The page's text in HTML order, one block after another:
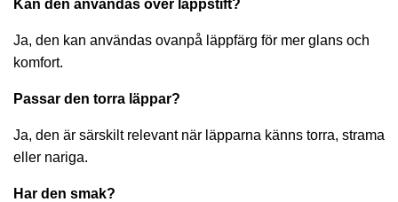
Kan den användas över läppstift?
Ja, den kan användas ovanpå läppfärg för mer glans och
komfort.
Passar den torra läppar?
Ja, den är särskilt relevant när läpparna känns torra, strama
eller nariga.
Har den smak?